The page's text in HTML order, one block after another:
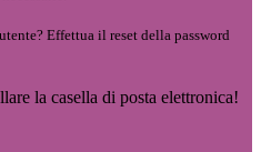
Effettua il reset della password
la casella di posta elettronica!